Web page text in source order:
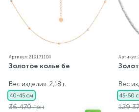
Артикул: 219171104
Золотое колье бе
Вес изделия: 2,18 г.
40-45 см
36 470 грн
Артикул:
Вес
45-50
129